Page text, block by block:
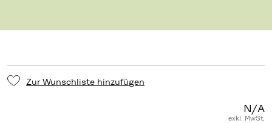
Zur Wunschliste hinzufügen
N/A
exkl. MwSt.